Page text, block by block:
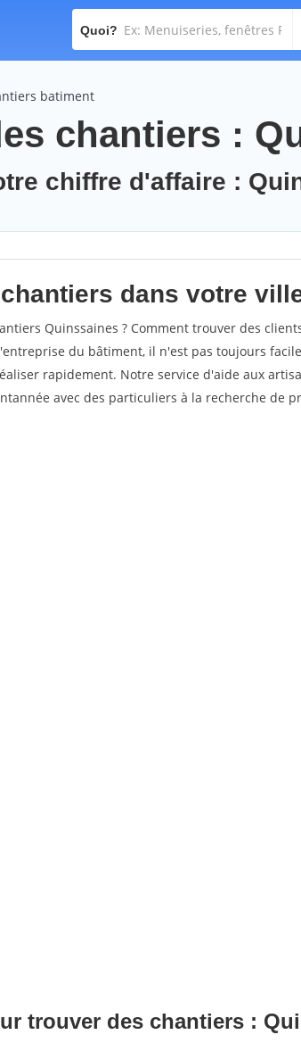
Quoi?
batiment
chantiers :
chiffre d'affaire :
dans votre
Quinssaines ? Comment trouver des
du bâtiment, il n'est pas toujours
rapidement. Notre service d'aide aux
avec des particuliers à la recherche de
trouver des chantiers :